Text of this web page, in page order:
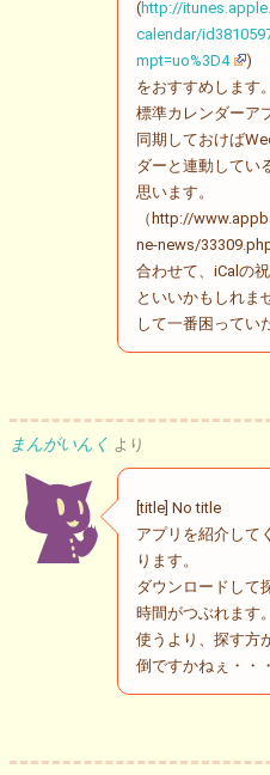
(http://
calendar/
mpt=uo%3D4
)
をおすすめします。
標準カレンダーア
同期しておけば
ダーと連動してい
思います。
（http://
ne-news/33309.php
合わせて、iCalの
といいかもしれ
して一番困ってい
まんがいんく より
[title] No title
アプリを紹介して
ります。
ダウンロードして
時間がつぶれます。
使うより、探す方
倒ですかねぇ・・・